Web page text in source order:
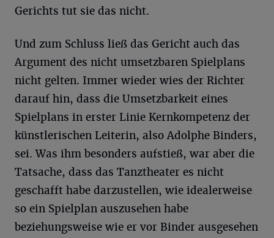
Gerichts tut sie das nicht.
Und zum Schluss ließ das Gericht auch das
Argument des nicht umsetzbaren Spielplans
nicht gelten. Immer wieder wies der Richter
darauf hin, dass die Umsetzbarkeit eines
Spielplans in erster Linie Kernkompetenz der
künstlerischen Leiterin, also Adolphe Binders,
sei. Was ihm besonders aufstieß, war aber die
Tatsache, dass das Tanztheater es nicht
geschafft habe darzustellen, wie idealerweise
so ein Spielplan auszusehen habe
beziehungsweise wie er vor Binder ausgesehen